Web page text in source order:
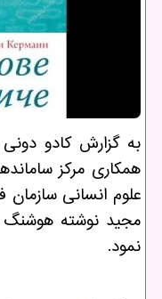
به گزارش كادو دونی
همكاری مركز
علوم انسانی
مجید نوشته هوشنگ
نمود.